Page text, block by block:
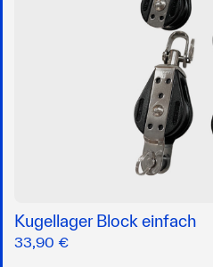
Kugellager Block einfach
33,90 €